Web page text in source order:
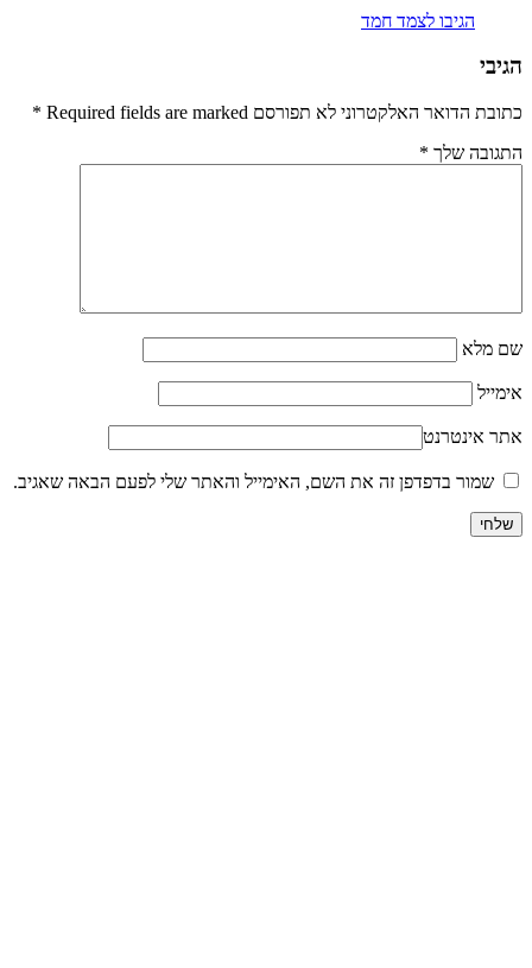
הגיבו לצמד חמד
הגיבי
כתובת הדואר האלקטרוני לא תפורסם Required fields are marked
*
התגובה שלך *
שם מלא
אימייל
אתר אינטרנט
שמור בדפדפן זה את השם, האימייל והאתר שלי לפעם הבאה שאגיב.